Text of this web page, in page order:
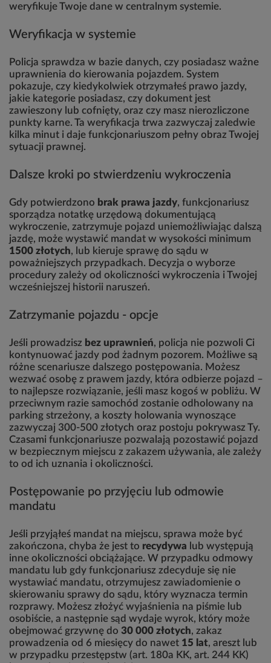
weryfikuje Twoje dane w centralnym systemie.
Weryfikacja w systemie
Policja sprawdza w bazie danych, czy posiadasz ważne
uprawnienia do kierowania pojazdem. System
pokazuje, czy kiedykolwiek otrzymałeś prawo jazdy,
jakie kategorie posiadasz, czy dokument jest
zawieszony lub cofnięty, oraz czy masz nierozliczone
punkty karne. Ta weryfikacja trwa zazwyczaj zaledwie
kilka minut i daje funkcjonariuszom pełny obraz Twojej
sytuacji prawnej.
Dalsze kroki po stwierdzeniu wykroczenia
Gdy potwierdzono brak prawa jazdy, funkcjonariusz
sporządza notatkę urzędową dokumentującą
wykroczenie, zatrzymuje pojazd uniemożliwiając dalszą
jazdę, może wystawić mandat w wysokości minimum
1500 złotych, lub kieruje sprawę do sądu w
poważniejszych przypadkach. Decyzja o wyborze
procedury zależy od okoliczności wykroczenia i Twojej
wcześniejszej historii naruszeń.
Zatrzymanie pojazdu - opcje
Jeśli prowadzisz bez uprawnień, policja nie pozwoli Ci
kontynuować jazdy pod żadnym pozorem. Możliwe są
różne scenariusze dalszego postępowania. Możesz
wezwać osobę z prawem jazdy, która odbierze pojazd –
to najlepsze rozwiązanie, jeśli masz kogoś w pobliżu. W
przeciwnym razie samochód zostanie odholowany na
parking strzeżony, a koszty holowania wynoszące
zazwyczaj 300-500 złotych oraz postoju pokrywasz Ty.
Czasami funkcjonariusze pozwalają pozostawić pojazd
w bezpiecznym miejscu z zakazem używania, ale zależy
to od ich uznania i okoliczności.
Postępowanie po przyjęciu lub odmowie
mandatu
Jeśli przyjąłeś mandat na miejscu, sprawa może być
zakończona, chyba że jest to recydywa lub występują
inne okoliczności obciążające. W przypadku odmowy
mandatu lub gdy funkcjonariusz zdecyduje się nie
wystawiać mandatu, otrzymujesz zawiadomienie o
skierowaniu sprawy do sądu, który wyznacza termin
rozprawy. Możesz złożyć wyjaśnienia na piśmie lub
osobiście, a następnie sąd wydaje wyrok, który może
obejmować grzywnę do 30 000 złotych, zakaz
prowadzenia od 6 miesięcy do nawet 15 lat, areszt lub
w przypadku przestępstw (art. 180a KK, art. 244 KK)